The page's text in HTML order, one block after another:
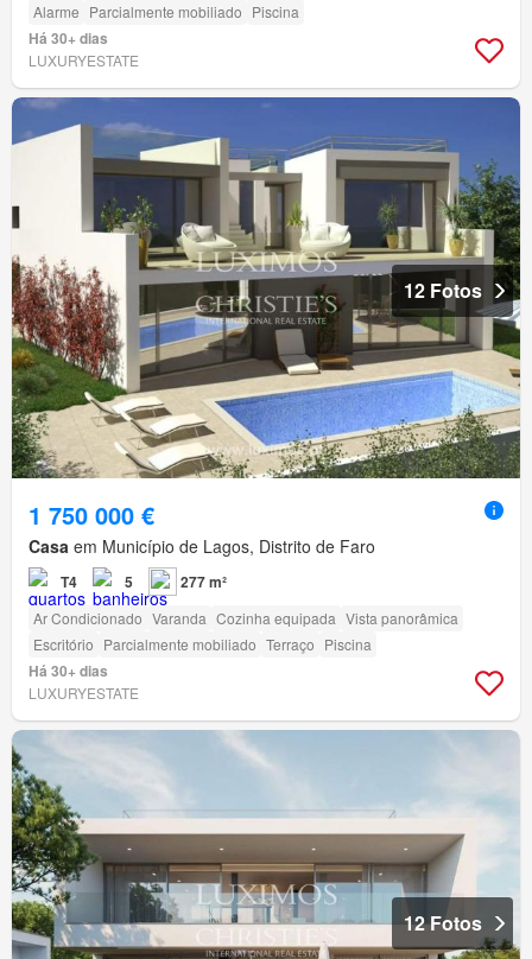
Alarme Parcialmente mobiliado Piscina
Há 30+ dias
LUXURYESTATE
12 Fotos
1 750 000 €
Casa em Município de Lagos, Distrito de Faro
T4 5 277 m²
Ar Condicionado Varanda Cozinha equipada Vista panorâmica
Escritório Parcialmente mobiliado Terraço Piscina
Há 30+ dias
LUXURYESTATE
12 Fotos